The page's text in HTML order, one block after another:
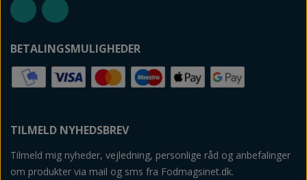
BETALINGSMULIGHEDER
TILMELD NYHEDSBREV
Tilmeld mig nyheder, vejledning, personlige råd og anbefalinger
om produkter via mail og sms fra Fodmagsinet.dk.